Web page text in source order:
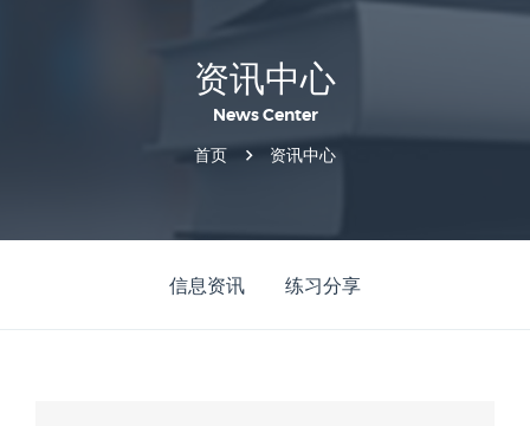
资讯中心
News Center
首页
资讯中心
信息资讯 练习分享